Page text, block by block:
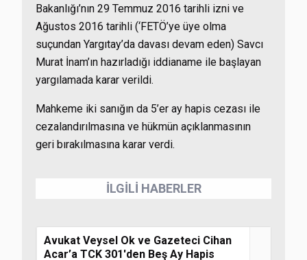
Bakanlığı’nın 29 Temmuz 2016 tarihli izni ve
Ağustos 2016 tarihli (‘FETÖ’ye üye olma
suçundan Yargıtay’da davası devam eden) Savcı
Murat İnam’ın hazırladığı iddianame ile başlayan
yargılamada karar verildi.
Mahkeme iki sanığın da 5’er ay hapis cezası ile
cezalandırılmasına ve hükmün açıklanmasının
geri bırakılmasına karar verdi.
İLGİLİ HABERLER
Avukat Veysel Ok ve Gazeteci Cihan
Acar’a TCK 301'den Beş Ay Hapis